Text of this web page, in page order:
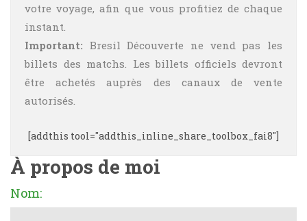
votre voyage, afin que vous profitiez de chaque
instant.
Important: Bresil Découverte ne vend pas les
billets des matchs. Les billets officiels devront
être achetés auprès des canaux de vente
autorisés.
[addthis tool="addthis_inline_share_toolbox_fai8"]
À propos de moi
Nom: